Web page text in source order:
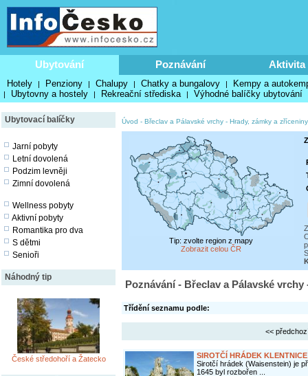
Ubytování Poznávání Aktivita
Hotely | Penziony | Chalupy | Chatky a bungalovy | Kempy a
| Ubytovny a hostely | Rekreační střediska | Výhodné balíčky ubytování
Ubytovací balíčky
Jarní pobyty
Letní dovolená
Podzim levněji
Zimní dovolená
Wellness pobyty
Aktivní pobyty
Romantika pro dva
S dětmi
Senioři
Náhodný tip
České středohoří a Žatecko
Úvod - Břeclav a Pálavské vrchy - Hrady, zámky a zříceniny
Tip: zvolte region z mapy
Zobrazit celou ČR
Poznávání - Břeclav a Pálavské
Třídění seznamu podle:
<<
SIROTČÍ HRÁDEK KLENTNICE
Sirotčí hrádek (Waisenstein) je
1645 byl rozbořen ...